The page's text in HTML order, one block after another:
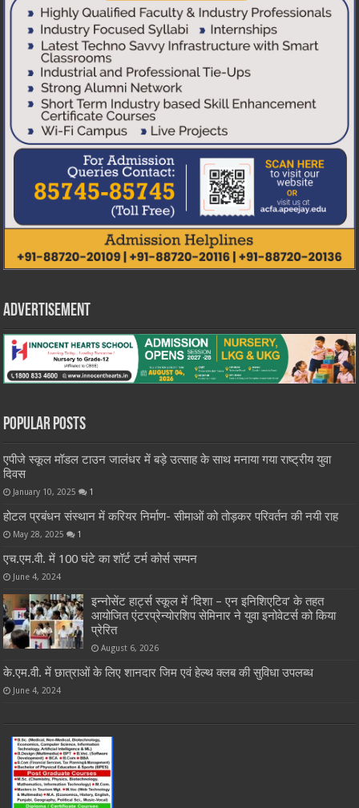
Advertisement
Popular Posts
एपीजे स्कूल मॉडल टाउन जालंधर में बड़े उत्साह के साथ मनाया गया राष्ट्रीय युवा
दिवस
January 10, 2025 1
होटल प्रबंधन संस्थान में करियर निर्माण- सीमाओं को तोड़कर परिवर्तन की नयी राह
May 28, 2025 1
एच.एम.वी. में 100 घंटे का शॉर्ट टर्म कोर्स सम्पन
June 4, 2024
इन्नोसेंट हार्ट्स स्कूल में ‘दिशा – एन इनिशिएटिव’ के तहत
आयोजित एंटरप्रेन्योरशिप सेमिनार ने युवा इनोवेटर्स को किया
प्रेरित
August 6, 2026
के.एम.वी. में छात्राओं के लिए शानदार जिम एवं हेल्थ क्लब की सुविधा उपलब्ध
June 4, 2024